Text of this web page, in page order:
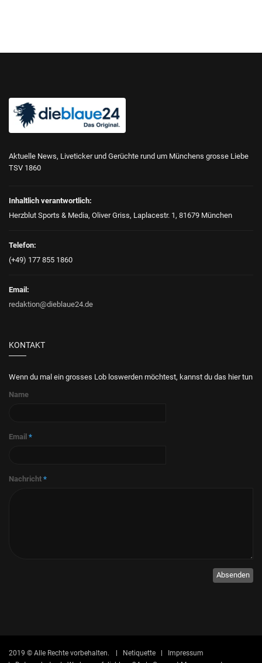
Aktuelle News, Liveticker und Gerüchte rund um Münchens grosse Liebe
TSV 1860
Inhaltlich verantwortlich:
Herzblut Sports & Media, Oliver Griss, Laplacestr. 1, 81679 München
Telefon:
(+49) 177 855 1860
Email:
redaktion@dieblaue24.de
KONTAKT
Wenn du mal ein grosses Lob loswerden möchtest, kannst du das hier tun
Name
Email *
Nachricht *
Absenden
2019 © Alle Rechte vorbehalten. Netiquette
Impressum